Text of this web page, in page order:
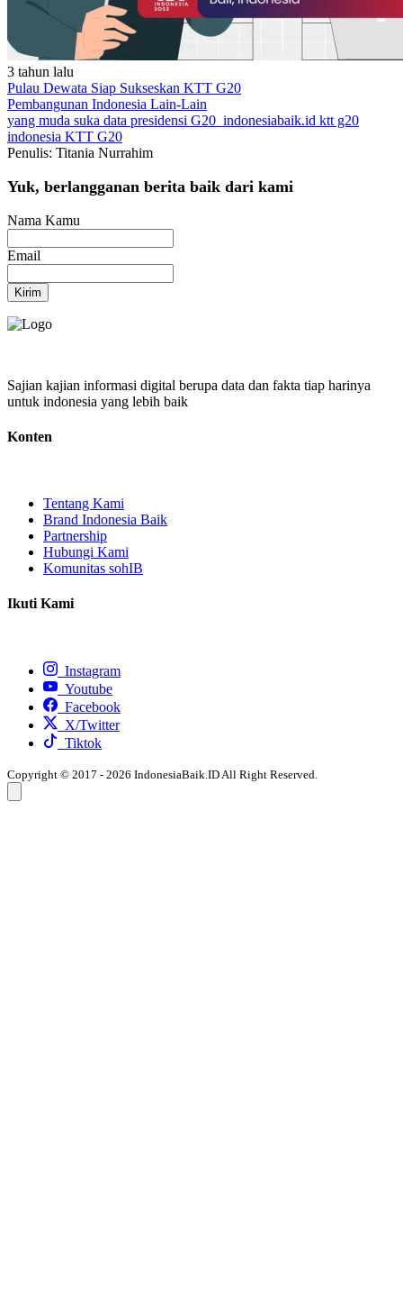
3 tahun lalu
Pulau Dewata Siap Sukseskan KTT G20
Pembangunan Indonesia Lain-Lain
yang muda suka data presidensi G20 indonesiabaik.id ktt g20
indonesia KTT G20
Penulis: Titania Nurrahim
Yuk, berlangganan berita baik dari kami
Nama Kamu
Email
Kirim
Sajian kajian informasi digital berupa data dan fakta tiap harinya
untuk indonesia yang lebih baik
Konten
Tentang Kami
Brand Indonesia Baik
Partnership
Hubungi Kami
Komunitas sohIB
Ikuti Kami
Instagram
Youtube
Facebook
X/Twitter
Tiktok
Copyright © 2017 - 2026 IndonesiaBaik.ID All Right Reserved.